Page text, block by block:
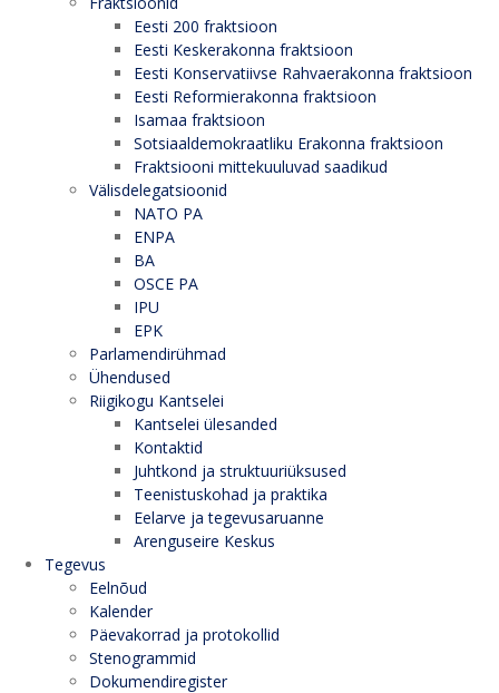
Eesti 200 fraktsioon
Eesti Keskerakonna fraktsioon
Eesti Konservatiivse Rahvaerakonna fraktsioon
Eesti Reformierakonna fraktsioon
Isamaa fraktsioon
Sotsiaaldemokraatliku Erakonna fraktsioon
Fraktsiooni mittekuuluvad saadikud
Välisdelegatsioonid
NATO PA
ENPA
BA
OSCE PA
IPU
EPK
Parlamendirühmad
Ühendused
Riigikogu Kantselei
Kantselei ülesanded
Kontaktid
Juhtkond ja struktuuriüksused
Teenistuskohad ja praktika
Eelarve ja tegevusaruanne
Arenguseire Keskus
Tegevus
Eelnõud
Kalender
Päevakorrad ja protokollid
Stenogrammid
Dokumendiregister